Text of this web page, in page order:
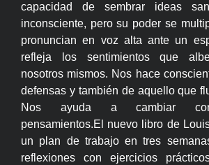
capacidad de sembrar ideas
inconsciente, pero su poder se
pronuncian en voz alta ante un
refleja los sentimientos que
nosotros mismos. Nos hace
defensas y también de aquello que
Nos ayuda a cambiar
pensamientos.El nuevo libro de
un plan de trabajo en tres
reflexiones con ejercicios